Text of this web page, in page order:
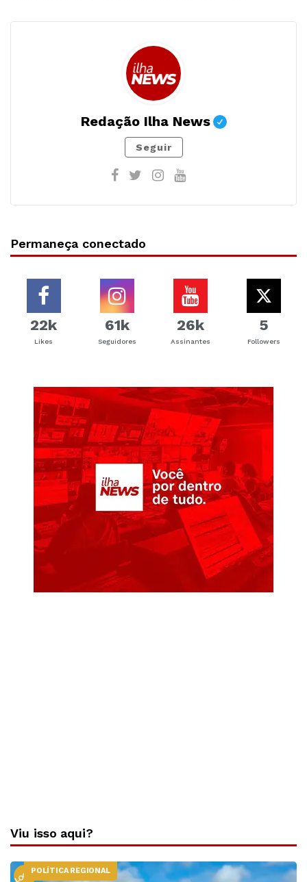
Redação Ilha News
Seguir
Permaneça conectado
22k
Likes
61k
Seguidores
26k
Assinantes
5
Followers
Viu isso aqui?
LOCALPOLÍTICA REGIONAL